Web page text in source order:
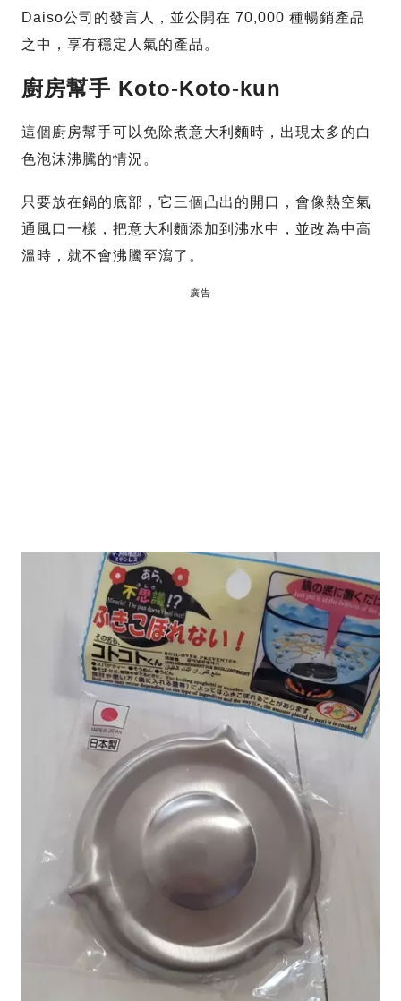
Daiso公司的發言人，並公開在 70,000 種暢銷產品
之中，享有穩定人氣的產品。
廚房幫手 Koto-Koto-kun
這個廚房幫手可以免除煮意大利麵時，出現太多的白
色泡沫沸騰的情況。
只要放在鍋的底部，它三個凸出的開口，會像熱空氣
通風口一樣，把意大利麵添加到沸水中，並改為中高
溫時，就不會沸騰至瀉了。
廣告